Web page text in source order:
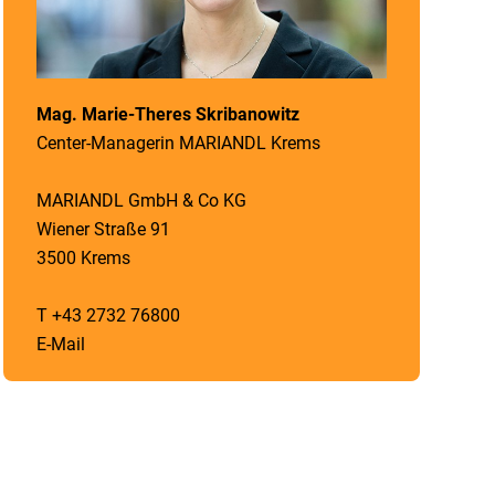
Mag. Marie-Theres Skribanowitz
Center-Managerin MARIANDL Krems
MARIANDL GmbH & Co KG
Wiener Straße 91
3500 Krems
T +43 2732 76800
E-Mail